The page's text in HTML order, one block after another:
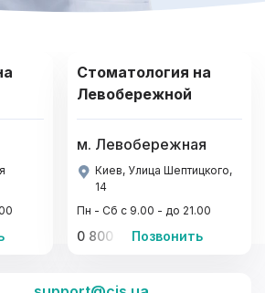
+38(095)-441-22-77
Стоматология на
Левобережной
м. Левобережная
Киев, Улица Шептицкого,
14
Пн - Сб с 9.00 - до 21.00
0 800 33-08-12
Позвонить